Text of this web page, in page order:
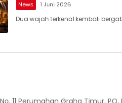
News 1 Juni 2026
Dua wajah terkenal kembali